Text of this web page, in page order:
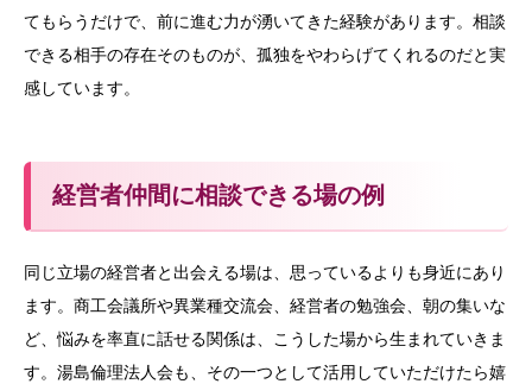
てもらうだけで、前に進む力が湧いてきた経験があります。相談
できる相手の存在そのものが、孤独をやわらげてくれるのだと実
感しています。
経営者仲間に相談できる場の例
同じ立場の経営者と出会える場は、思っているよりも身近にあり
ます。商工会議所や異業種交流会、経営者の勉強会、朝の集いな
ど、悩みを率直に話せる関係は、こうした場から生まれていきま
す。湯島倫理法人会も、その一つとして活用していただけたら嬉